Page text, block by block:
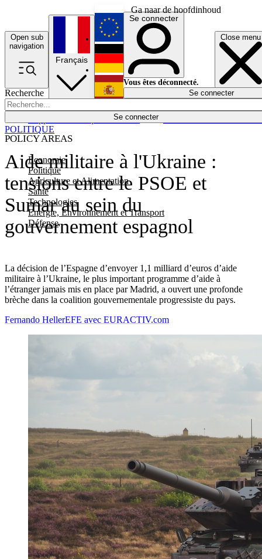
Ga naar de hoofdinhoud
Open sub
navigation
Close menu
Recherche
Se connecter
POLICY AREAS
Economie
Politique
Agriculture et Alimentation
Santé
Technologies
Energie, Environnement et Transport
Défense
Économie
Français
English
Deutsch
Español
Se connecter
Vous êtes déconnecté.
Se connecter
Aide militaire à l'Ukraine :
tensions entre le PSOE et
Sumar au sein du
gouvernement espagnol
La décision de l’Espagne d’envoyer 1,1 milliard d’euros d’aide
militaire à l’Ukraine, le plus important programme d’aide à
l’étranger jamais mis en place par Madrid, a ouvert une profonde
brèche dans la coalition gouvernementale progressiste du pays.
POLITIQUE
Fernando HellerEFE avec EURACTIV.com